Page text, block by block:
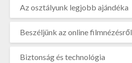
Az osztályunk legjobb ajándéka
Beszéljünk az online filmnézésről
Biztonság és technológia